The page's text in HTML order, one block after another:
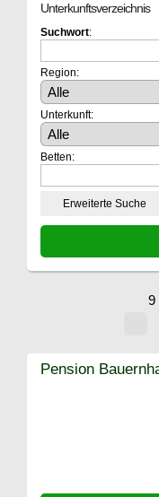
Unterkunftsverzeichnis
Suchwort:
Region:
Unterkunft:
Betten:
Erweiterte Suche
9
Pension